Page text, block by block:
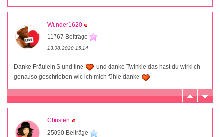
Wunder1620
11767 Beiträge
13.08.2020 15:14
Danke Fräulein S und tine
und danke Twinkle das hast du wirklich
genauso geschrieben wie ich mich fühle danke
Christen
25090 Beiträge